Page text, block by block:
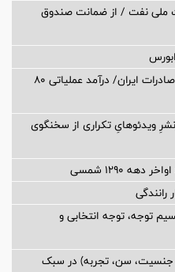
نفت / از ضمانت صندوق
تغییر مثبت در عملکرد مالی بانک صادرات ایران/ درآمد عملیاتی 80
ویدئوهایِ تکراری از سخنگوی
۱۲۹۰ شمسی
رانندگی
توجه، توجه انتخابی و
سن، تجربه) در سبک